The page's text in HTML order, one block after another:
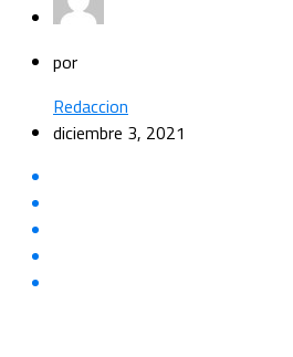
por
Redaccion
diciembre 3, 2021